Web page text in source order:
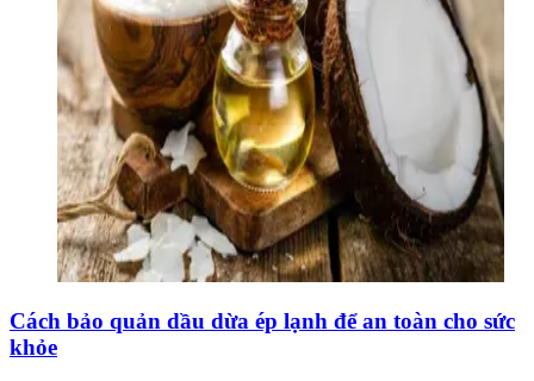
Cách bảo quản dầu dừa ép lạnh để an toàn cho sức
khỏe